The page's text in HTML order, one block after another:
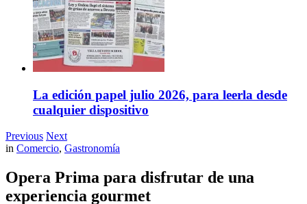
La edición papel julio 2026, para leerla desde
cualquier dispositivo
Previous Next
in Comercio, Gastronomía
Opera Prima para disfrutar de una
experiencia gourmet